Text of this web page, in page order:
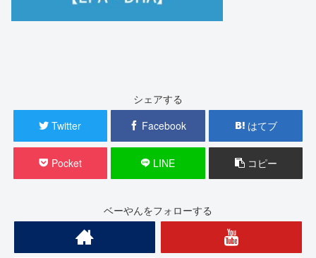
シェアする
Twitter
Facebook はてブ
Pocket LINE コピー
ベーやんをフォローする